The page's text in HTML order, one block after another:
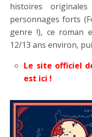
histoires
personnages forts
genre !), ce roman
12/13 ans environ,
Le site officiel
est ici !